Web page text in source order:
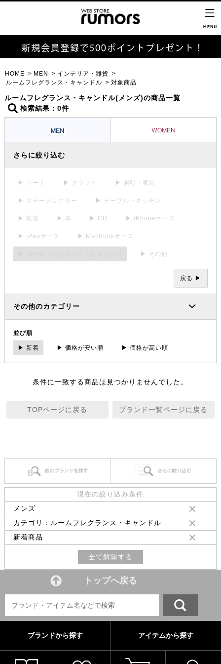
HOME MEN
インテリア・雑貨
ルームフレグランス・キャンドル
対象商品
ルームフレグランス・キャンドル(メンズ)の商品一覧
検索結果：0件
さらに絞り込む
▶ アート ▶ クラフト ▶ 照明・家具
▶ ステーショナリー ▶ テーブル・キッチン
▶ 雑貨 ▶ 本 ▶ CD ▶ iPhoneケース
▶ iPadケース ▶ MacBookケース
▶ その他
戻る ▶
その他のカテゴリー
並び順
▶ 新着 ▶ 価格が安い順 ▶ 価格が高い順
条件に一致する商品は見つかりませんでした。
TOPページに戻る ブランド一覧ページに戻る
現在の絞り込み条件
メンズ
カテゴリ：ルームフレグランス・キャンドル
新着商品
全て解除する
トップへ戻る
ブランドから探す アイテムから探す